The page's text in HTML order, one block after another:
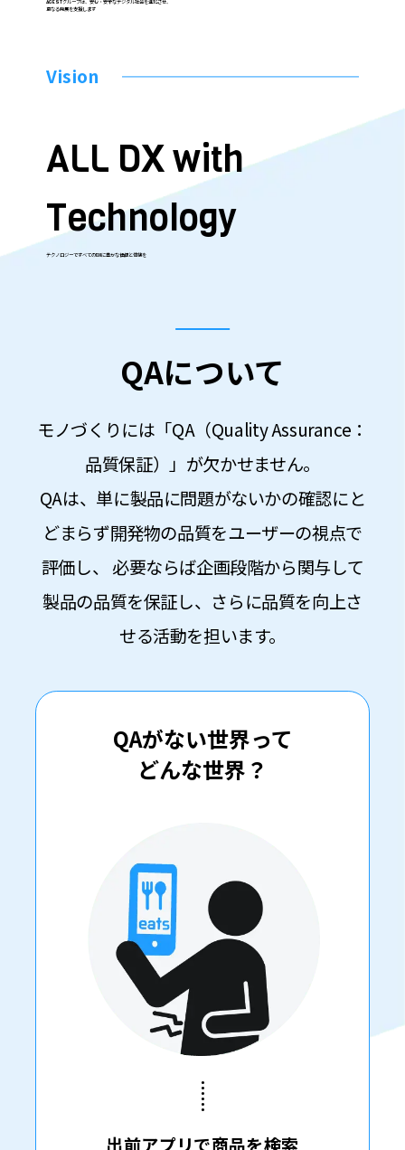
AGESTグループは、安心・安全なデジタル社会を進化させ、
更なる発展を支援します
Vision
ALL DX with
Technology
テクノロジーですべてのDXに豊かな価値と体験を
QAについて
モノづくりには「QA（Quality Assurance：
品質保証）」が欠かせません。
QAは、単に製品に問題がないかの確認にと
どまらず開発物の品質をユーザーの視点で
評価し、 必要ならば企画段階から関与して
製品の品質を保証し、さらに品質を向上さ
せる活動を担います。
QAがない世界って
どんな世界？
出前アプリで商品を検索